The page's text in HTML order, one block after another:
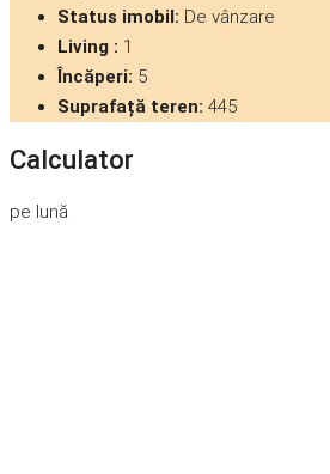
Status imobil: De vânzare
Living : 1
Încăperi: 5
Suprafață teren: 445
Calculator
pe lună